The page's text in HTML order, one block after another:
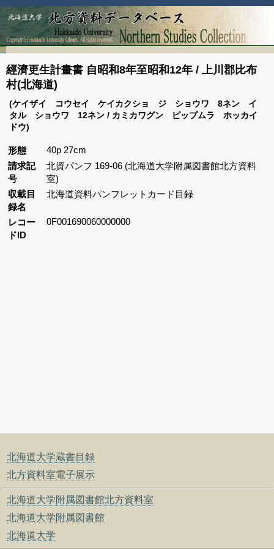
北海道大学蔵書目録
北方資料室電子展示
北海道大学附属図書館北方資料室
北海道大学附属図書館
北海道大学
經濟更生計畫書 自昭和8年至昭和12年 / 上川郡比布
村(北海道)
(ケイザイ コウセイ ケイカクショ ジ ショウワ 8ネン イ
タル ショウワ 12ネン / カミカワグン ピップムラ ホッカイ
ドウ)
形態
40p 27cm
請求記
号
北資パンフ 169-06 (北海道大学附属図書館北方資料
室)
収載目
録名
北海道資料パンフレットカード目録
レコー
ドID
0F001690060000000